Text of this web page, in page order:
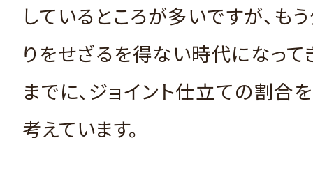
しているところが多いですが、も
りをせざるを得ない時代になって
までに、ジョイント仕立ての割合
考えています。